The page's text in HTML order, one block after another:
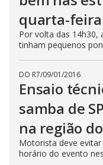
quarta-feira
Por volta das 14h30,
tinham pequenos
DO R7/09/01/2016
Ensaio
samba de
na região
Motorista deve
horário do evento